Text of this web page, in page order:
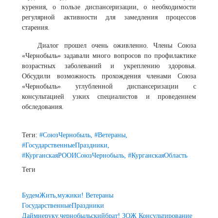
курения, о пользе диспансеризации, о необходимости
регулярной активности для замедления процессов
старения.
Диалог прошел очень оживленно. Члены Союза
«Чернобыль» задавали много вопросов по профилактике
возрастных заболеваний и укреплению здоровья.
Обсудили возможность прохождения членами Союза
«Чернобыль» углубленной диспансеризации с
консультацией узких специалистов и проведением
обследования.
Теги: #СоюзЧернобыль, #Ветераны,
#ГосударственныеПраздники,
#КурганскаяРООИСоюзЧернобыль, #КурганскаяОбласть
Теги
БудемЖить,мужики! Ветераны
ГосударственныеПраздники
Даймнеруку,чернобыльскийбрат! ЗОЖ Консультирование